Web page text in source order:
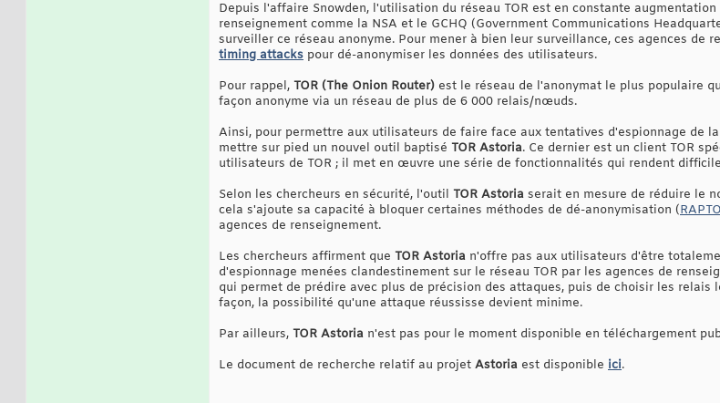
Depuis l'affaire Snowden, l'utilisation du réseau TOR est en constante
renseignement comme la NSA et le GCHQ (Government Communications
surveiller ce réseau anonyme. Pour mener à bien leur surveillance, ces agences de
timing attacks pour dé-anonymiser les données des utilisateurs.
Pour rappel, TOR (The Onion Router) est le réseau de l'anonymat le plus populaire
façon anonyme via un réseau de plus de 6 000 relais/nœuds.
Ainsi, pour permettre aux utilisateurs de faire face aux tentatives d'espionnage de
mettre sur pied un nouvel outil baptisé TOR Astoria. Ce dernier est un client TOR
utilisateurs de TOR ; il met en œuvre une série de fonctionnalités qui rendent
Selon les chercheurs en sécurité, l'outil TOR Astoria serait en mesure de réduire le
cela s'ajoute sa capacité à bloquer certaines méthodes de dé-anonymisation (
agences de renseignement.
Les chercheurs affirment que TOR Astoria n'offre pas aux utilisateurs d'être
d'espionnage menées clandestinement sur le réseau TOR par les agences de
qui permet de prédire avec plus de précision des attaques, puis de choisir les
façon, la possibilité qu'une attaque réussisse devient minime.
Par ailleurs, TOR Astoria n'est pas pour le moment disponible en téléchargement
Le document de recherche relatif au projet Astoria est disponible ici.